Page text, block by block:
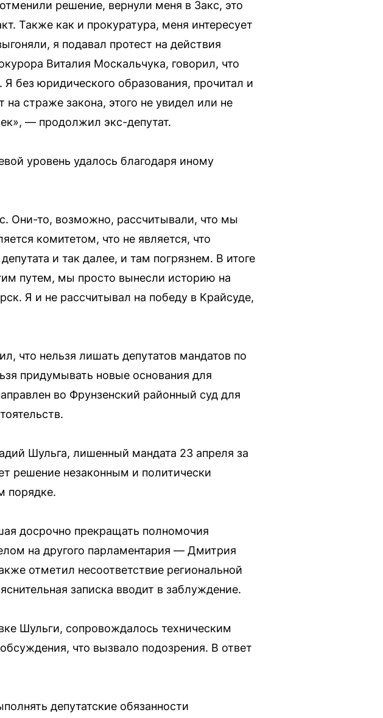
решение, вернули меня в Закс, это
Также как и прокуратура, меня интересует
я подавал протест на действия
Виталия Москальчука, говорил, что
Я без юридического образования, прочитал и
страже закона, этого не увидел или не
— продолжил экс-депутат.
уровень удалось благодаря иному
Они-то, возможно, рассчитывали, что мы
комитетом, что не является, что
и так далее, и там погрязнем. В итоге
путем, мы просто вынесли историю на
Я и не рассчитывал на победу в Крайсуде,
что нельзя лишать депутатов мандатов по
придумывать новые основания для
во Фрунзенский районный суд для
Шульга, лишенный мандата 23 апреля за
решение незаконным и политически
порядке.
досрочно прекращать полномочия
на другого парламентария — Дмитрия
отметил несоответствие региональной
записка вводит в заблуждение.
Шульги, сопровождалось техническим
что вызвало подозрения. В ответ
депутатские обязанности